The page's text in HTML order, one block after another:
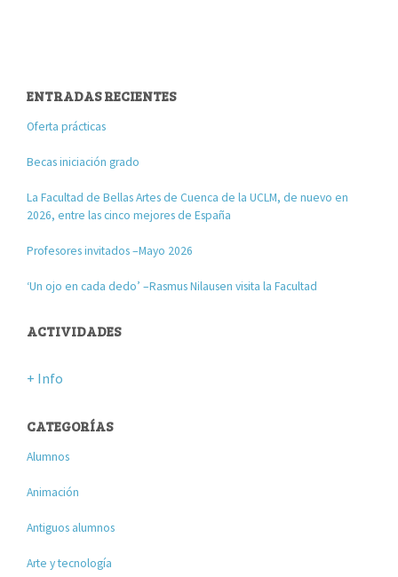
ENTRADAS RECIENTES
Oferta prácticas
Becas iniciación grado
La Facultad de Bellas Artes de Cuenca de la UCLM, de nuevo en
2026, entre las cinco mejores de España
Profesores invitados –Mayo 2026
‘Un ojo en cada dedo’ –Rasmus Nilausen visita la Facultad
ACTIVIDADES
+ Info
CATEGORÍAS
Alumnos
Animación
Antiguos alumnos
Arte y tecnología